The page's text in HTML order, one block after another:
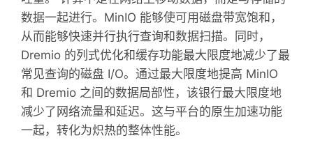
数据一起进行。MinIO 能够使可用磁盘带宽饱和，
从而能够快速并行执行查询和数据扫描。同时，
Dremio 的列式优化和缓存功能最大限度地减少了最
常见查询的磁盘 I/O。通过最大限度地提高 MinIO
和 Dremio 之间的数据局部性，该银行最大限度地
减少了网络流量和延迟。这与平台的原生加速功能
一起，转化为炽热的整体性能。